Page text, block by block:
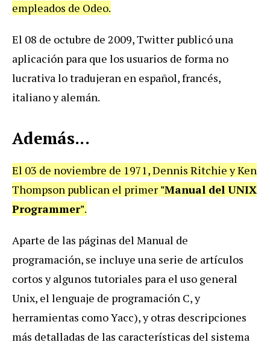
empleados de Odeo.
El 08 de octubre de 2009, Twitter publicó una
aplicación para que los usuarios de forma no
lucrativa lo tradujeran en español, francés,
italiano y alemán.
Además...
El 03 de noviembre de 1971, Dennis Ritchie y Ken
Thompson publican el primer "Manual del UNIX
Programmer".
Aparte de las páginas del Manual de
programación, se incluye una serie de artículos
cortos y algunos tutoriales para el uso general
Unix, el lenguaje de programación C, y
herramientas como Yacc), y otras descripciones
más detalladas de las características del sistema